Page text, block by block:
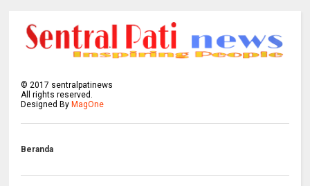
©2017 sentralpatinews
All rights reserved.
Designed By MagOne
Beranda